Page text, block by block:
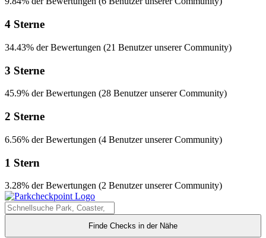
4 Sterne
34.43% der Bewertungen (21 Benutzer unserer Community)
3 Sterne
45.9% der Bewertungen (28 Benutzer unserer Community)
2 Sterne
6.56% der Bewertungen (4 Benutzer unserer Community)
1 Stern
3.28% der Bewertungen (2 Benutzer unserer Community)
Finde Checks in der Nähe